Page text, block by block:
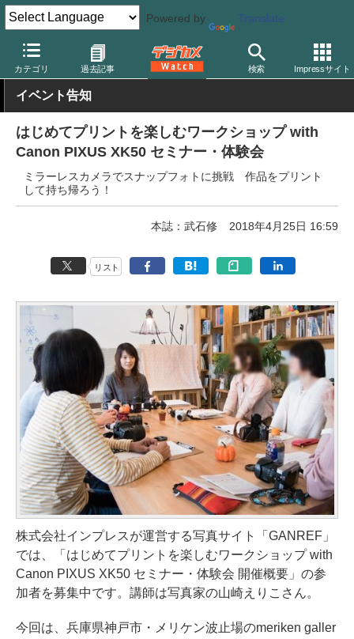
Powered by Translate
カテゴリ 過去記事 検索 Impressサイト
デジカメ Watch プリント関連 プリンター キヤノン
イベント告知
はじめてプリントを楽しむワークショップ with
Canon PIXUS XK50 セミナー・体験会
ミラーレスカメラでスナップフォトに挑戦 作品をプリント
して持ち帰ろう！
本誌：武石修 2018年4月25日 16:59
リスト
株式会社インプレスが運営する写真サイト「GANREF」
では、「はじめてプリントを楽しむワークショップ with
Canon PIXUS XK50 セミナー・体験会 開催概要」の参
加者を募集中です。講師は写真家の山崎えりこさん。
今回は、兵庫県神戸市・メリケン波止場のmeriken galler